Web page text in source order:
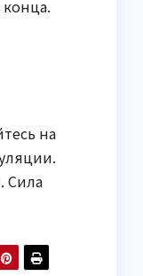
на
Сила